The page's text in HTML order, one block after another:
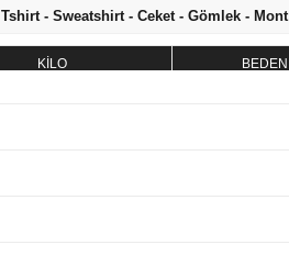
Tshirt - Sweatshirt - Ceket - Gömlek - Mont
KİLO BEDEN